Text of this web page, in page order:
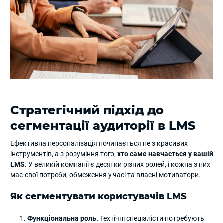
Стратегічний підхід до
сегментації аудиторії в LMS
Ефективна персоналізація починається не з красивих
інструментів, а з розуміння того, хто саме навчається у вашій
LMS. У великій компанії є десятки різних ролей, і кожна з них
має свої потреби, обмеження у часі та власні мотиватори.
Як сегментувати користувачів LMS
Функціональна роль. Технічні спеціалісти потребують